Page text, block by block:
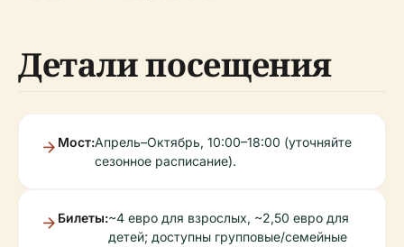
Детали посещения
Мост:Апрель–Октябрь, 10:00–18:00 (уточняйте
сезонное расписание).
Билеты:~4 евро для взрослых, ~2,50 евро для
детей; доступны групповые/семейные